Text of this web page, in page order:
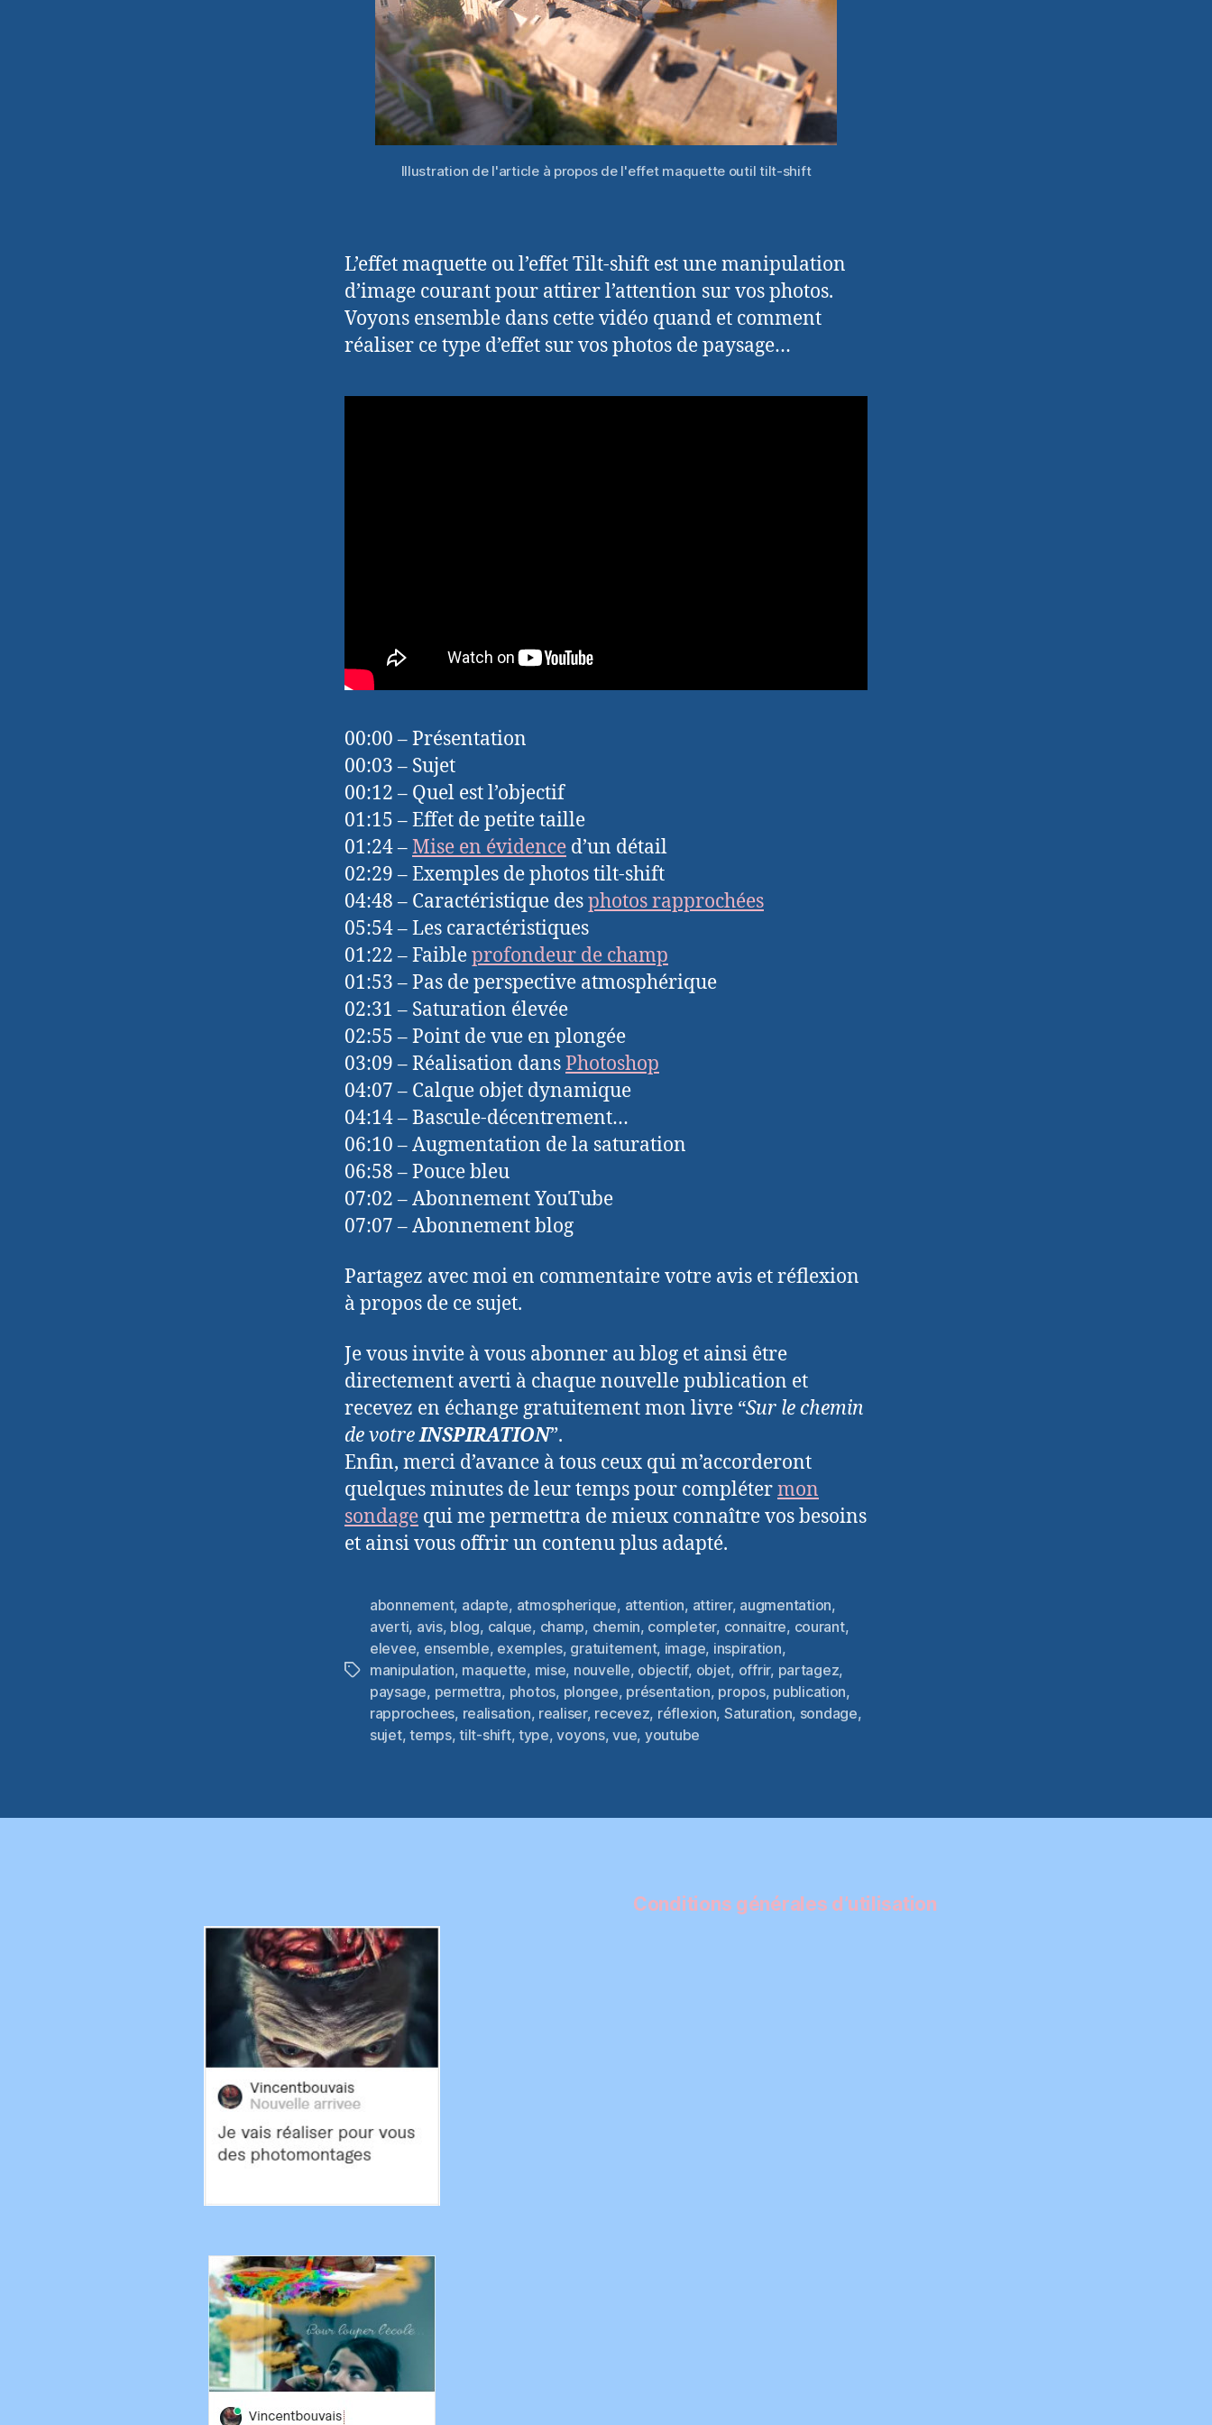
Illustration de l'article à propos de l'effet maquette outil tilt-shift
L’effet maquette ou l’effet Tilt-shift est une manipulation
d’image courant pour attirer l’attention sur vos photos.
Voyons ensemble dans cette vidéo quand et comment
réaliser ce type d’effet sur vos photos de paysage…
00:00 – Présentation
00:03 – Sujet
00:12 – Quel est l’objectif
01:15 – Effet de petite taille
01:24 –Mise en évidence d’un détail
02:29 – Exemples de photos tilt-shift
04:48 – Caractéristique desphotos rapprochées
05:54 – Les caractéristiques
01:22 – Faibleprofondeur de champ
01:53 – Pas de perspective atmosphérique
02:31 – Saturation élevée
02:55 – Point de vue en plongée
03:09 – Réalisation dansPhotoshop
04:07 – Calque objet dynamique
04:14 – Bascule-décentrement…
06:10 – Augmentation de la saturation
06:58 – Pouce bleu
07:02 – Abonnement YouTube
07:07 – Abonnement blog
Partagez avec moi en commentaire votre avis et réflexion
à propos de ce sujet.
Je vous invite à vous abonner au blog et ainsi être
directement averti à chaque nouvelle publication et
recevez en échange gratuitement mon livre “Sur le chemin
de votreINSPIRATION”.
Enfin, merci d’avance à tous ceux qui m’accorderont
quelques minutes de leur temps pour complétermon
sondage qui me permettra de mieux connaître vos besoins
et ainsi vous offrir un contenu plus adapté.
Étiquettes
abonnement, adapte, atmospherique, attention, attirer, augmentation,
averti, avis, blog, calque, champ, chemin, completer, connaitre, courant,
elevee, ensemble, exemples, gratuitement, image, inspiration,
manipulation, maquette, mise, nouvelle, objectif, objet, offrir, partagez,
paysage, permettra, photos, plongee, présentation, propos, publication,
rapprochees, realisation, realiser, recevez, réflexion, Saturation, sondage,
sujet,temps,tilt-shift,type,voyons,vue, youtube
Conditions générales d’utilisation